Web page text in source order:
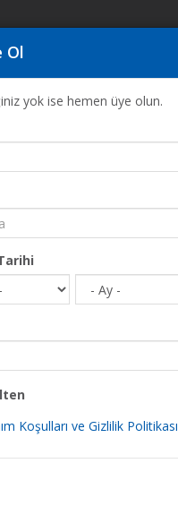
2.Kısım
Ol
yok ise hemen üye olun.
Koşulları ve Gizlilik Politikası